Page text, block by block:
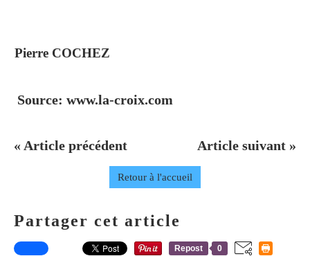
Pierre COCHEZ
Source: www.la-croix.com
« Article précédent Article suivant »
Retour à l'accueil
Partager cet article
Repost 0